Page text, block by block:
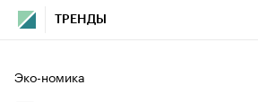
ТРЕНДЫ
Эко-номика